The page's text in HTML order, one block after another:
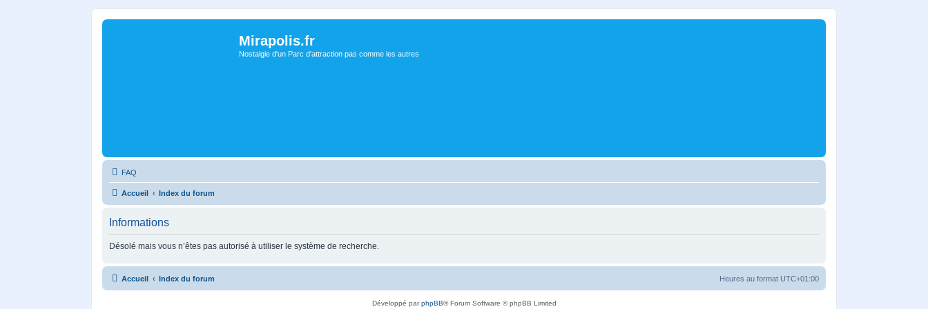
Mirapolis.fr
Nostalgie d'un Parc d'attraction pas comme les autres
FAQ
Accueil Index du forum
Informations
Désolé mais vous n’êtes pas autorisé à utiliser le système de recherche.
Accueil Index du forum Heures au format UTC+01:00
Développé parphpBB® Forum Software © phpBB Limited